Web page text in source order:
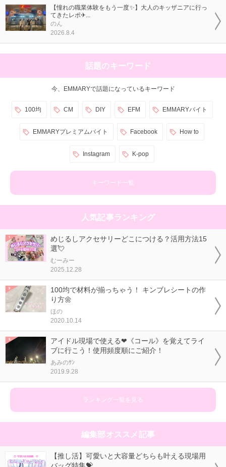
【憧れの職業体験をもう一度✨】大人のキッザニアに行っ
てきたレポ✈...
のん
2026.8.4
話題のキーワード
今、EMMARYで話題になっているキーワード
100均 CM DIY EFM EMMARYバイト
EMMARYプレミアムバイト Facebook How to
Instagram K-pop
キーワード一覧
人気記事ランキング
めじるしアクセサリーどこにつける？活用方法15
選💘
むーみー
2025.12.28
100均で材料が揃っちゃう！ キンブレシートの作
り方🌼
ほの
2020.10.14
アイドル現場で使える❤《コール》を覚えてライ
ブに行こう！使用頻度順にご紹介！
あみのｻﾝ
2019.9.28
ランキング一覧を見る
編集部オススメ記事
【推し活】可愛いと大容量どちらも叶える現場用
バッグ特集💝